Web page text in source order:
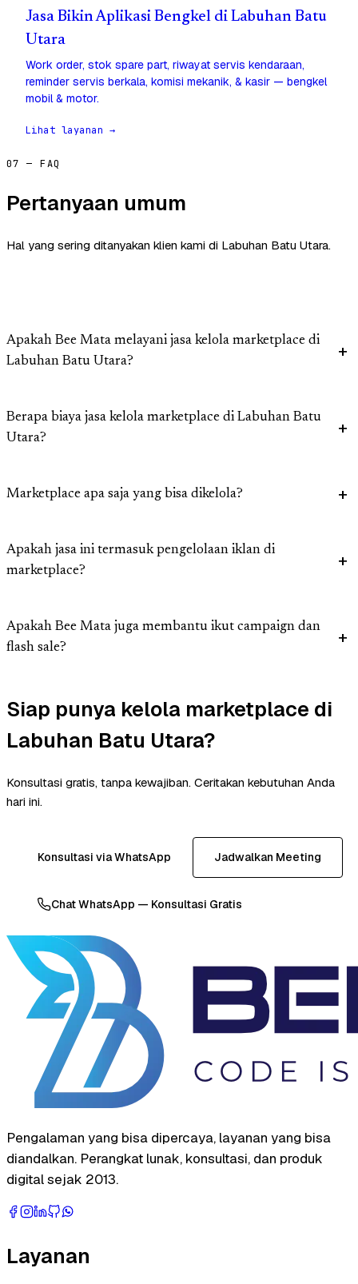
Jasa Bikin Aplikasi Bengkel di Labuhan Batu
Utara
Work order, stok spare part, riwayat servis kendaraan,
reminder servis berkala, komisi mekanik, & kasir — bengkel
mobil & motor.
Lihat layanan →
07 — FAQ
Pertanyaan umum
Hal yang sering ditanyakan klien kami di Labuhan Batu Utara.
Apakah Bee Mata melayani jasa kelola marketplace di
Labuhan Batu Utara?
Berapa biaya jasa kelola marketplace di Labuhan Batu
Utara?
Marketplace apa saja yang bisa dikelola?
Apakah jasa ini termasuk pengelolaan iklan di
marketplace?
Apakah Bee Mata juga membantu ikut campaign dan
flash sale?
Siap punya kelola marketplace di
Labuhan Batu Utara?
Konsultasi gratis, tanpa kewajiban. Ceritakan kebutuhan Anda
hari ini.
Konsultasi via WhatsApp Jadwalkan Meeting
Chat WhatsApp — Konsultasi Gratis
Pengalaman yang bisa dipercaya, layanan yang bisa
diandalkan. Perangkat lunak, konsultasi, dan produk
digital sejak 2013.
Layanan